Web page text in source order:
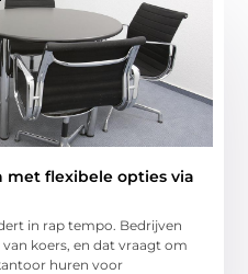
flexibele opties via
in rap tempo. Bedrijven
koers, en dat vraagt om
huren voor